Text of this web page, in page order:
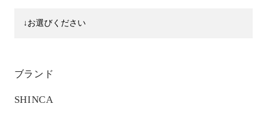
ブランド
SHINCA